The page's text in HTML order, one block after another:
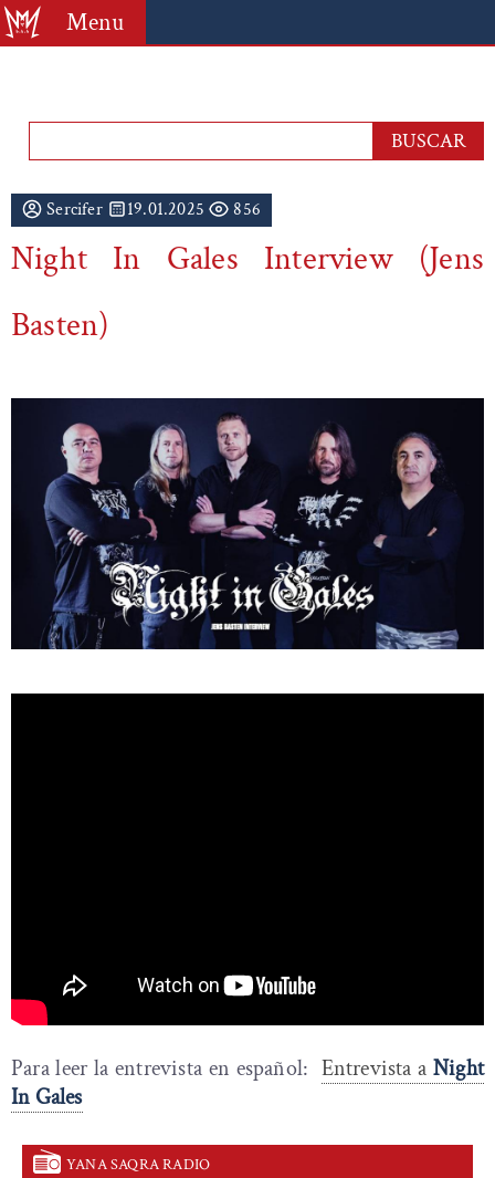
Menu
Sercifer 19.01.2025 856
Night In Gales Interview (Jens
Basten)
Para leer la entrevista en español: Entrevista a Night
In Gales
YANA SAQRA RADIO